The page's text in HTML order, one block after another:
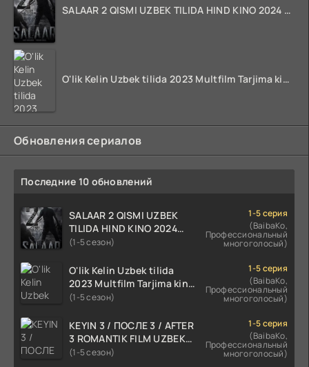
SALAAR 2 QISMI UZBEK TILIDA HIND KINO 2024 TARJIMA 720p HD Skachat
O'lik Kelin Uzbek tilida 2023 Multfilm Tarjima kino skachat
Обновления сериалов
Последние 10 обновлений
SALAAR 2 QISMI UZBEK
TILIDA HIND KINO 2024
TARJIMA 720p HD Skachat
(1-5 сезон)
1-5 серия
(BaibaKo,
Профессиональный
многоголосый)
O'lik Kelin Uzbek tilida
2023 Multfilm Tarjima kino
skachat
(1-5 сезон)
1-5 серия
(BaibaKo,
Профессиональный
многоголосый)
KEYIN 3 / ПОСЛЕ 3 / AFTER
3 ROMANTIK FILM UZBEK
TILIDA 2021 TARJIMA FILM
(1-5 сезон)
1-5 серия
(BaibaKo,
Профессиональный
многоголосый)